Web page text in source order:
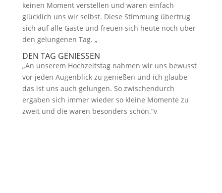
keinen Moment verstellen und waren einfach
glücklich uns wir selbst. Diese Stimmung übertrug
sich auf alle Gäste und freuen sich heute noch über
den gelungenen Tag. „
DEN TAG GENIESSEN
„An unserem Hochzeitstag nahmen wir uns bewusst
vor jeden Augenblick zu genießen und ich glaube
das ist uns auch gelungen. So zwischendurch
ergaben sich immer wieder so kleine Momente zu
zweit und die waren besonders schön.“v